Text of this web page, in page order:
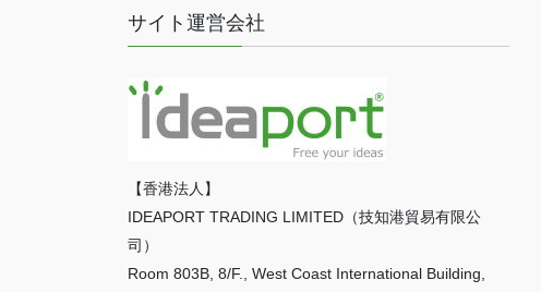
サイト運営会社
【香港法人】
IDEAPORT TRADING LIMITED（技知港貿易有限公
司）
Room 803B, 8/F., West Coast International Building,